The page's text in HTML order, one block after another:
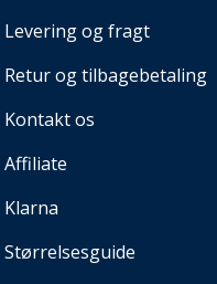
Levering og fragt
Retur og tilbagebetaling
Kontakt os
Affiliate
Klarna
Størrelsesguide